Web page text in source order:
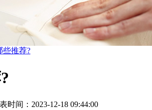
些推荐?
时间：2023-12-18 09:44:00